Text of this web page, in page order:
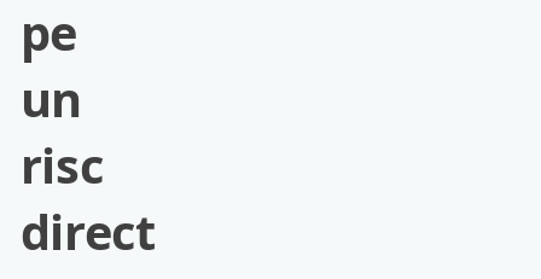
pe
un
risc
direct